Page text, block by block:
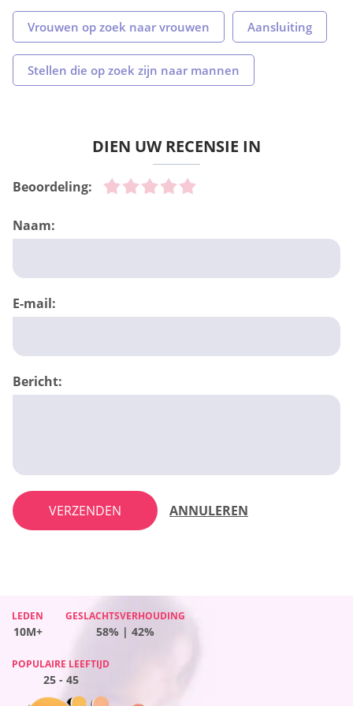
Vrouwen op zoek naar vrouwen Aansluiting
Stellen die op zoek zijn naar mannen
DIEN UW RECENSIE IN
Beoordeling:
Naam:
E-mail:
Bericht:
VERZENDEN ANNULEREN
LEDEN GESLACHTSVERHOUDING
55% | 45%
POPULAIRE LEEFTIJD
LEDEN
10M+
GESLACHTSVERHOUDING
58% | 42%
POPULAIRE LEEFTIJD
25 - 45
LEDEN
10M+
GESLACHTSVERHOUDING
65% | 35%
POPULAIRE LEEFTIJD
25 - 45
LEDEN
10M+
GESLACHTSVERHOUDING
46% | 54%
POPULAIRE LEEFTIJD
25 - 45